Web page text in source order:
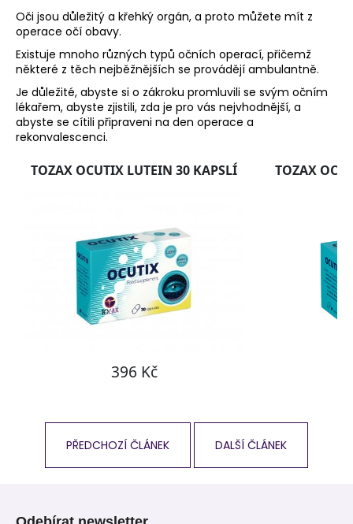
Oči jsou důležitý a křehký orgán, a proto můžete mít z
operace očí obavy.
Existuje mnoho různých typů očních operací, přičemž
některé z těch nejběžnějších se provádějí ambulantně.
Je důležité, abyste si o zákroku promluvili se svým očním
lékařem, abyste zjistili, zda je pro vás nejvhodnější, a
abyste se cítili připraveni na den operace a
rekonvalescenci.
PŘEDCHOZÍ ČLÁNEK DALŠÍ ČLÁNEK